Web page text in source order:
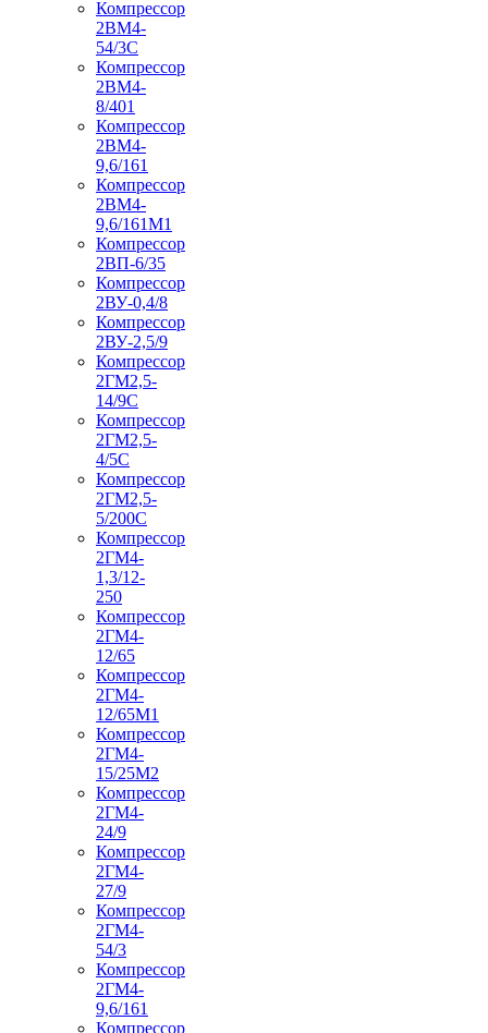
Компрессор
2ВМ4-
54/3С
Компрессор
2ВМ4-
8/401
Компрессор
2ВМ4-
9,6/161
Компрессор
2ВМ4-
9,6/161М1
Компрессор
2ВП-6/35
Компрессор
2ВУ-0,4/8
Компрессор
2ВУ-2,5/9
Компрессор
2ГМ2,5-
14/9С
Компрессор
2ГМ2,5-
4/5С
Компрессор
2ГМ2,5-
5/200С
Компрессор
2ГМ4-
1,3/12-
250
Компрессор
2ГМ4-
12/65
Компрессор
2ГМ4-
12/65М1
Компрессор
2ГМ4-
15/25М2
Компрессор
2ГМ4-
24/9
Компрессор
2ГМ4-
27/9
Компрессор
2ГМ4-
54/3
Компрессор
2ГМ4-
9,6/161
Компрессор